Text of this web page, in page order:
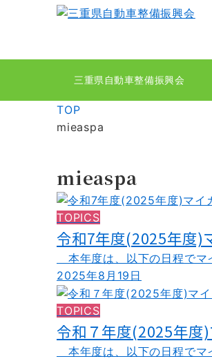
三重県自動車整備振興会
TOP
mieaspa
mieaspa
TOPICS
令和7年度(2025年度)
本年度は、以下の日程で
2025年8月19日
TOPICS
令和７年度(2025年度
本年度は、以下の日程で